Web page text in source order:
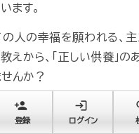
ます。
人の幸福を願われる、主
えから、「正しい供養」の
んか？
person_add
登録
login
ログイン